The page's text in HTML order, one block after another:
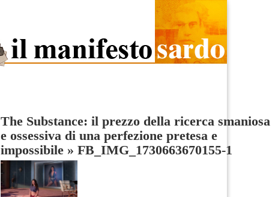
The Substance: il prezzo della ricerca smaniosa
e ossessiva di una perfezione pretesa e
impossibile » FB_IMG_1730663670155-1